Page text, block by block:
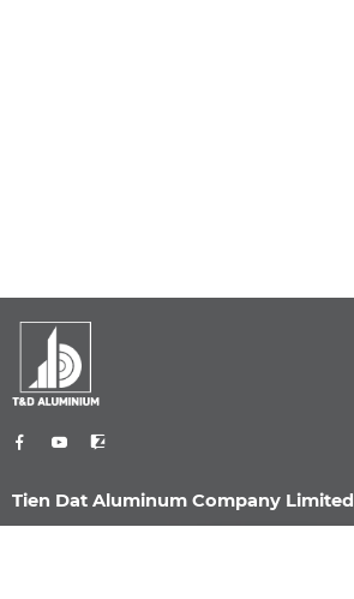
Tien Dat Aluminum Company Limited